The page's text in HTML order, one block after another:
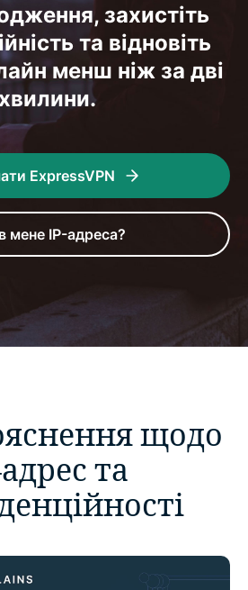
захистіть
та відновіть
менш ніж за дві
ExpressVPN
мене IP-адреса?
щодо
та